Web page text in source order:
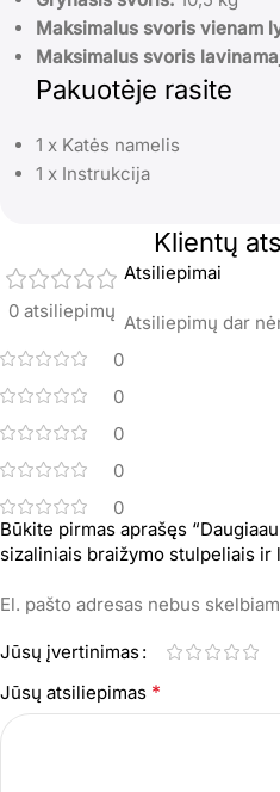
Maksimalus svoris vienam
Maksimalus svoris
Pakuotėje rasite
1 x Katės namelis
1 x Instrukcija
Klientų
0 atsiliepimų
0
0
0
0
0
Atsiliepimai
Atsiliepimų dar
Būkite pirmas aprašęs
sizaliniais braižymo stulpeliais ir
El. pašto adresas nebus
Jūsų įvertinimas
Jūsų atsiliepimas *